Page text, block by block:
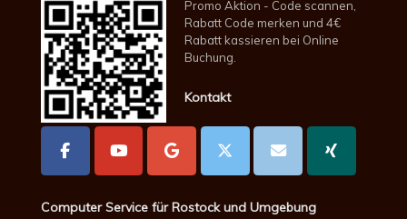
Promo Aktion - Code scannen,
Rabatt Code merken und 4€
Rabatt kassieren bei Online
Buchung.
Kontakt
Computer Service für Rostock und Umgebung